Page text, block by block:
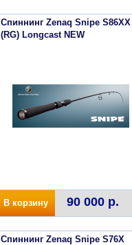
Спиннинг Zenaq Snipe S86XX
(RG) Longcast NEW
В корзину 90 000 р.
Спиннинг Zenaq Snipe S76X